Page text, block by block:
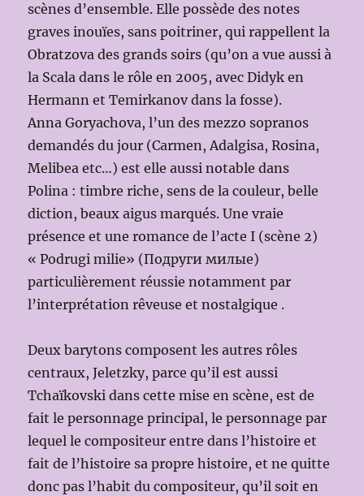
scènes d’ensemble. Elle possède des notes
graves inouïes, sans poitriner, qui rappellent la
Obratzova des grands soirs (qu’on a vue aussi à
la Scala dans le rôle en 2005, avec Didyk en
Hermann et Temirkanov dans la fosse).
Anna Goryachova, l’un des mezzo sopranos
demandés du jour (Carmen, Adalgisa, Rosina,
Melibea etc…) est elle aussi notable dans
Polina : timbre riche, sens de la couleur, belle
diction, beaux aigus marqués. Une vraie
présence et une romance de l’acte I (scène 2)
« Podrugi milie» (Подруги милые)
particulièrement réussie notamment par
l’interprétation rêveuse et nostalgique .
Deux barytons composent les autres rôles
centraux, Jeletzky, parce qu’il est aussi
Tchaïkovski dans cette mise en scène, est de
fait le personnage principal, le personnage par
lequel le compositeur entre dans l’histoire et
fait de l’histoire sa propre histoire, et ne quitte
donc pas l’habit du compositeur, qu’il soit en